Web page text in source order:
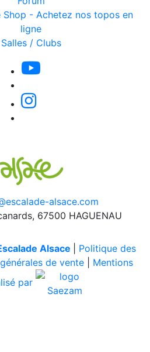
Shop - Achetez nos topos en
ligne
Salles / Clubs
alsace.com
67500 HAGUENAU
Alsace
Politique des
de vente| Mentions
par